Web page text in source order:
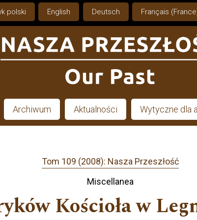
polski English Deutsch Français
Archiwum Aktualności Wytyczne dla
Tom 109 (2008): Nasza Przeszłość
Miscellanea
Kościoła w